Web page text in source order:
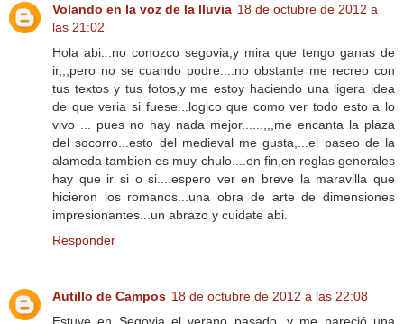
Volando en la voz de la lluvia 18 de octubre de 2012 a
las 21:02
Hola abi...no conozco segovia,y mira que tengo ganas de
ir,,,pero no se cuando podre....no obstante me recreo con
tus textos y tus fotos,y me estoy haciendo una ligera idea
de que veria si fuese...logico que como ver todo esto a lo
vivo ... pues no hay nada mejor......,,,me encanta la plaza
del socorro...esto del medieval me gusta,...el paseo de la
alameda tambien es muy chulo....en fin,en reglas generales
hay que ir si o si....espero ver en breve la maravilla que
hicieron los romanos...una obra de arte de dimensiones
impresionantes...un abrazo y cuidate abi.
Responder
Autillo de Campos 18 de octubre de 2012 a las 22:08
Estuve en Segovia el verano pasado, y me pareció una